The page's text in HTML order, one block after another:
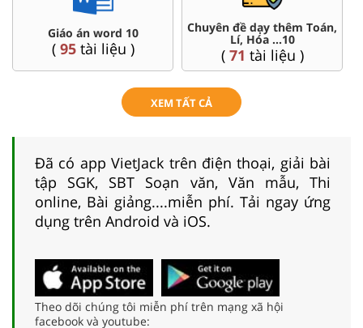
Đề thi HSG 10
(8tài liệu )
Trắc nghiệm đúng sai 10
( 41tài liệu )
XEM TẤT CẢ
Đã có app VietJack trên điện thoại, giải bài
tập SGK, SBT Soạn văn, Văn mẫu, Thi
online, Bài giảng....miễn phí. Tải ngay ứng
dụng trên Android và iOS.
Theo dõi chúng tôi miễn phí trên mạng xã hội
facebook và youtube: